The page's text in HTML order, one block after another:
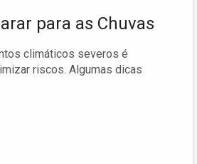
para as Chuvas
climáticos severos é
riscos. Algumas dicas